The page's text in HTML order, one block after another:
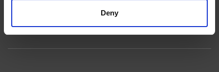
Deny
2016 Frogner